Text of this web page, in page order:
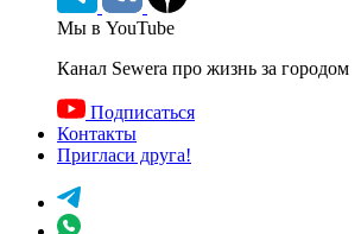
Мы в YouTube
Канал Sewera про жизнь за городом
Подписаться
Контакты
Пригласи друга!